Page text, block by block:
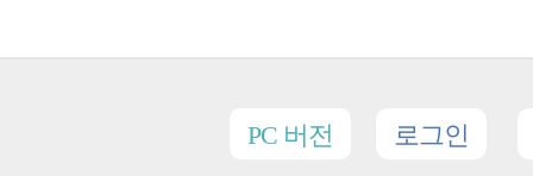
PC 버전 로그인